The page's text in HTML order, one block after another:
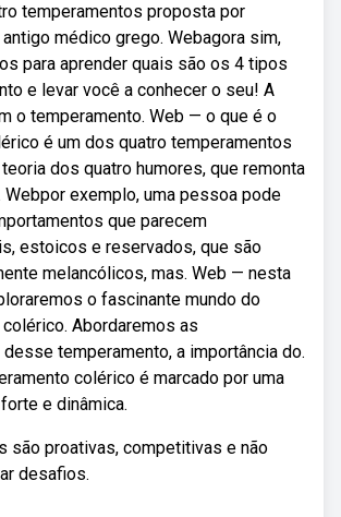
temperamentos proposta por
médico grego. Webagora sim,
para aprender quais são os 4 tipos
e levar você a conhecer o seu! A
o temperamento. Web — o que é o
é um dos quatro temperamentos
dos quatro humores, que remonta
Webpor exemplo, uma pessoa pode
que parecem
estoicos e reservados, que são
melancólicos, mas. Web — nesta
o fascinante mundo do
Abordaremos as
temperamento, a importância do.
colérico é marcado por uma
e dinâmica.
são proativas, competitivas e não
desafios.